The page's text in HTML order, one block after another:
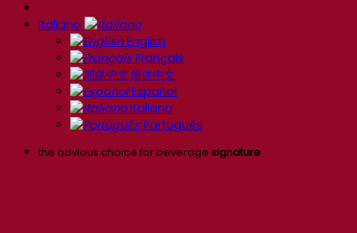
Italiano
English
Français
简体中文
Español
Italiano
Português
the obvious choice for beverage signature